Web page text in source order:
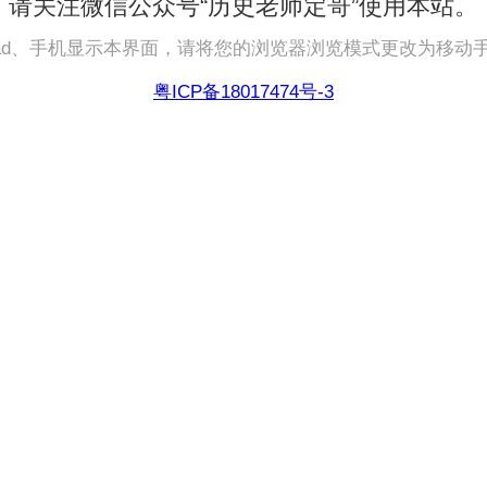
请关注微信公众号“历史老师定哥”使用本站。
、手机显示本界面，请将您的浏览器浏览模式更改为移动
粤ICP备18017474号-3